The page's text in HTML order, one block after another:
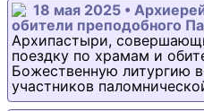
18 мая 2025 •
обители преподобного
Архипастыри,
поездку по храмам и
Божественную литургию
участников